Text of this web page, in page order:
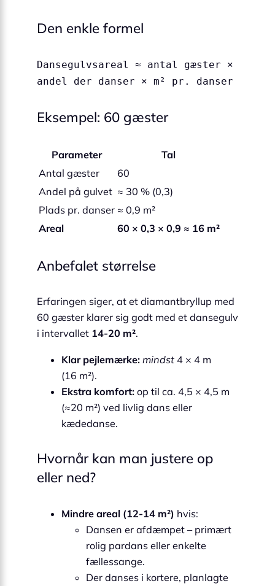
Den enkle formel
Dansegulvsareal ≈ antal gæster ×
andel der danser × m² pr. danser
Eksempel: 60 gæster
Parameter
Tal
Antal gæster
60
Andel på gulvet ≈ 30 % (0,3)
Plads pr. danser ≈ 0,9 m²
Areal
60 × 0,3 × 0,9 ≈ 16 m²
Anbefalet størrelse
Erfaringen siger, at et diamantbryllup med
60 gæster klarer sig godt med et dansegulv
i intervallet 14-20 m².
Klar pejlemærke: mindst 4 × 4 m
(16 m²).
Ekstra komfort: op til ca. 4,5 × 4,5 m
(≈20 m²) ved livlig dans eller
kædedanse.
Hvornår kan man justere op
eller ned?
Mindre areal (12-14 m²) hvis:
Dansen er afdæmpet – primært
rolig pardans eller enkelte
fællessange.
Der danses i kortere, planlagte